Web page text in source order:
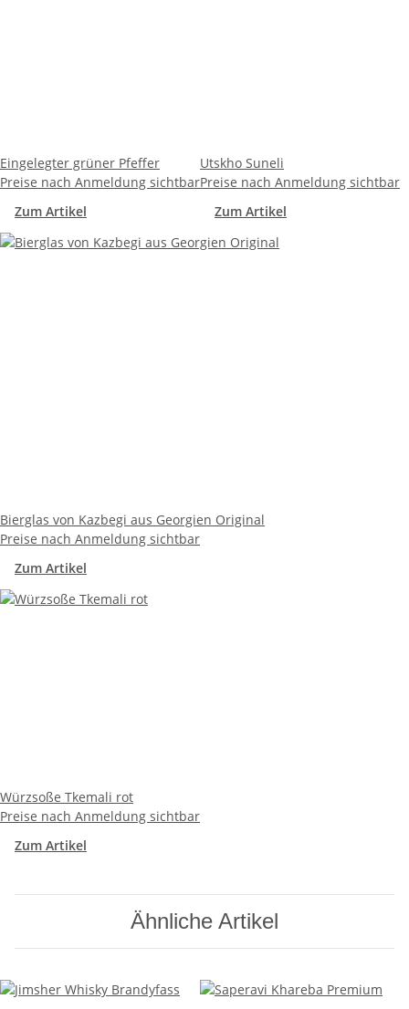
Eingelegter grüner Pfeffer
Preise nach Anmeldung sichtbar
Zum Artikel
Utskho Suneli
Preise nach Anmeldung sichtbar
Zum Artikel
Bierglas von Kazbegi aus Georgien Original
Preise nach Anmeldung sichtbar
Zum Artikel
Würzsoße Tkemali rot
Preise nach Anmeldung sichtbar
Zum Artikel
Ähnliche Artikel